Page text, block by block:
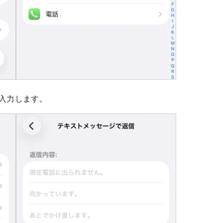
力します。